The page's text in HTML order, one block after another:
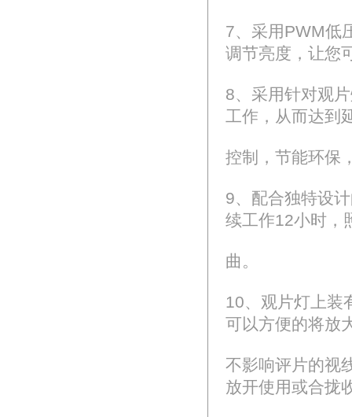
7、采用PWM低
调节亮度，让您
8、采用针对观
工作，从而达到
控制，节能环保
9、配合独特设
续工作12小时，
曲。
10、观片灯上装
可以方便的将放
不影响评片的视
放开使用或合拢